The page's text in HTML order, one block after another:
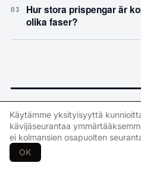
03
Hur stora prispengar är
olika faser?
Aiheeseen liittyvää
AIR · SWEDEN
Käytämme yksityisyyttä
kävijäseurantaa
ei kolmansien osapuolten
OK